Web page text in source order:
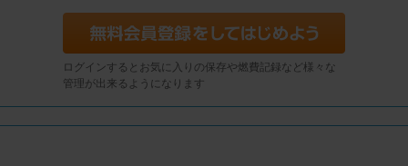
ログインするとお気に入りの保存や燃費記録など様々な
管理が出来るようになります